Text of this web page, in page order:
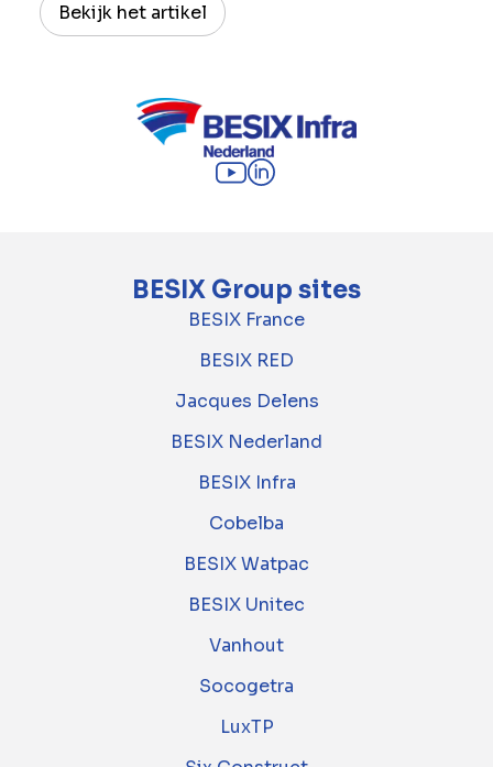
Bekijk het artikel
BESIX Group sites
BESIX France
BESIX RED
Jacques Delens
BESIX Nederland
BESIX Infra
Cobelba
BESIX Watpac
BESIX Unitec
Vanhout
Socogetra
LuxTP